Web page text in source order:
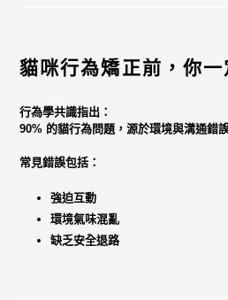
貓咪行為矯正前，你
行為學共識指出：
90% 的貓行為問題，源於環境與溝通錯
常見錯誤包括：
強迫互動
環境氣味混亂
缺乏安全退路